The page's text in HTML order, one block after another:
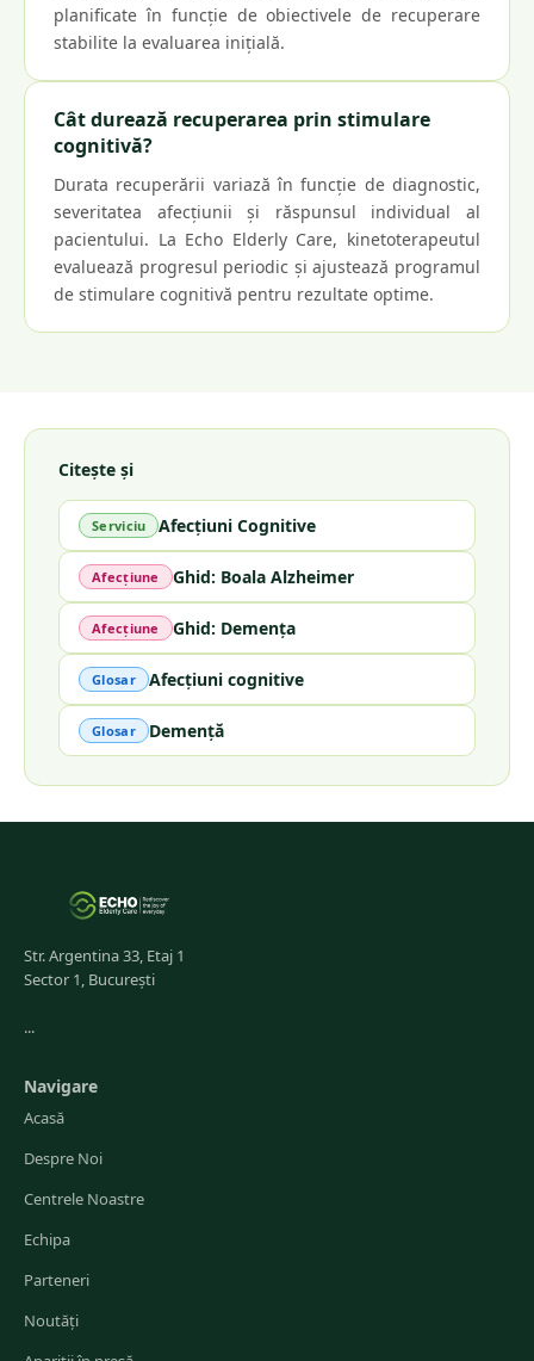
planificate în funcție de obiectivele de recuperare
stabilite la evaluarea inițială.
Cât durează recuperarea prin stimulare
cognitivă?
Durata recuperării variază în funcție de diagnostic,
severitatea afecțiunii și răspunsul individual al
pacientului. La Echo Elderly Care, kinetoterapeutul
evaluează progresul periodic și ajustează programul
de stimulare cognitivă pentru rezultate optime.
Citește și
Serviciu Afecțiuni Cognitive
Afecțiune Ghid: Boala Alzheimer
Afecțiune Ghid: Demența
Glosar Afecțiuni cognitive
Glosar Demență
Str. Argentina 33, Etaj 1
Sector 1, București
...
Navigare
Acasă
Despre Noi
Centrele Noastre
Echipa
Parteneri
Noutăți